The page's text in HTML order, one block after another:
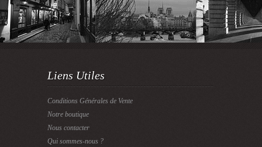
Liens Utiles
Conditions Générales de Vente
Notre boutique
Nous contacter
Qui sommes-nous ?